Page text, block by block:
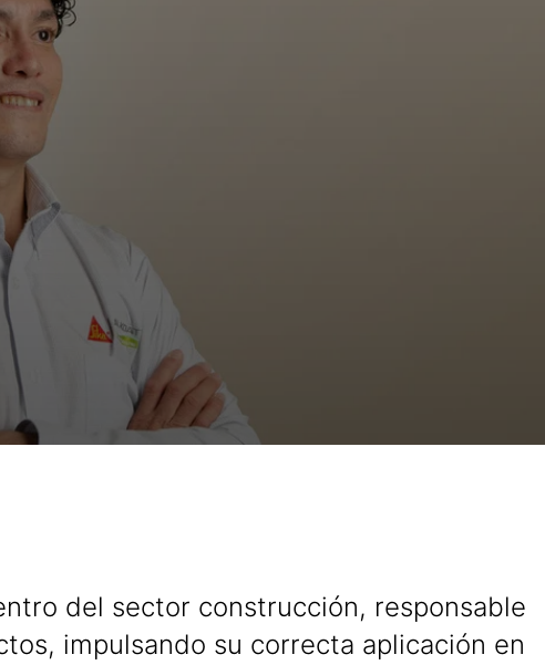
del sector construcción, responsable
impulsando su correcta aplicación en